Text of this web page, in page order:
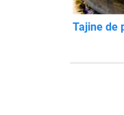
Tajine de